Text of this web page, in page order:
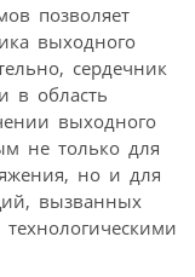
позволяет
выходного
сердечник
в область
выходного
не только для
но и для
вызванных